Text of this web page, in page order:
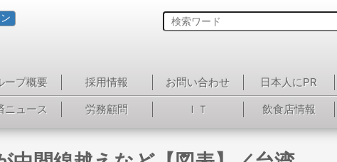
ープ概要 採用情報 お問い合わせ
日本人にPR
ニュース 労務顧問 ＩＴ 飲食店情報